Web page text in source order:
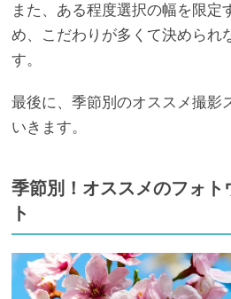
また、ある程度選択の幅を限定
め、こだわりが多くて決められ
す。
最後に、季節別のオススメ撮影
いきます。
季節別！オススメのフォト
ト